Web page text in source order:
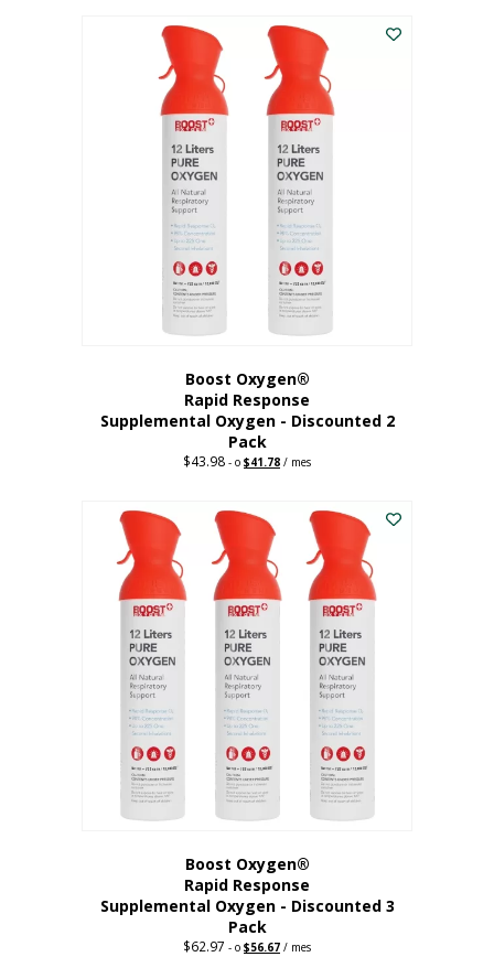
dólares. es:
182,30
dólares.
Boost Oxygen®
Rapid Response
Supplemental Oxygen - Discounted 2
Pack
$43.98 - o Original
$43.98.
$41.78 Current
$41.78.
/ mes
Boost Oxygen®
Rapid Response
Supplemental Oxygen - Discounted 3
Pack
$62.97 - o Precio
$56.67 El
/ mes